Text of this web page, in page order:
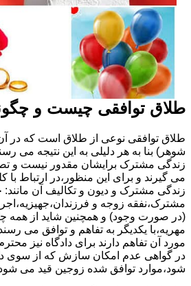
طلاق توافقی چیست و
طلاق توافقی نوعی از طلاق است که در
شوهر) بنا به هر دلیلی به این نتیجه می
زندگی مشترک برایشان مقدور نیست و
می گیرند و برای این منظور،در ارتباط با
زندگی مشترک و دیون و تکالیف آن مانند:
مشترک،نفقه زوجه و
(در صورت وجود) و همچنین شاید از همه
مهریه،با یکدیگر به تفاهم و توافق می
مورد آن تفاهم دارند برای دادگاه نیز
در گواهی عدم امکان سازش که از سوی
شود،موارد توافق شده زوجین قید می